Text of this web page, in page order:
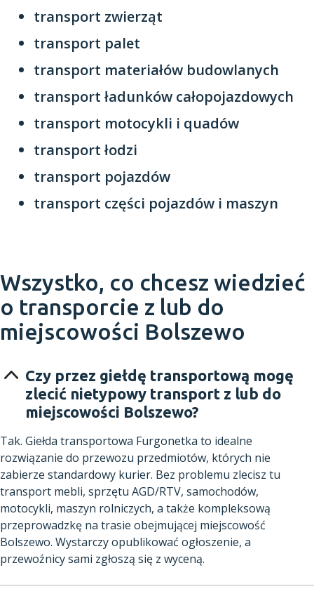
transport zwierząt
transport palet
transport materiałów budowlanych
transport ładunków całopojazdowych
transport motocykli i quadów
transport łodzi
transport pojazdów
transport części pojazdów i maszyn
Wszystko, co chcesz wiedzieć
o transporcie z lub do
miejscowości Bolszewo
Czy przez giełdę transportową mogę
zlecić nietypowy transport z lub do
miejscowości Bolszewo?
Tak. Giełda transportowa Furgonetka to idealne
rozwiązanie do przewozu przedmiotów, których nie
zabierze standardowy kurier. Bez problemu zlecisz tu
transport mebli, sprzętu AGD/RTV, samochodów,
motocykli, maszyn rolniczych, a także kompleksową
przeprowadzkę na trasie obejmującej miejscowość
Bolszewo. Wystarczy opublikować ogłoszenie, a
przewoźnicy sami zgłoszą się z wyceną.